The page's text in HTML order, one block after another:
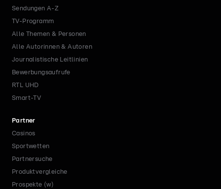
Sendungen A-Z
TV-Programm
Alle Themen & Personen
Alle Autorinnen & Autoren
Journalistische Leitlinien
Bewerbungsaufrufe
RTL UHD
Smart-TV
Partner
Casinos
Sportwetten
Partnersuche
Produktvergleiche
Prospekte (w)